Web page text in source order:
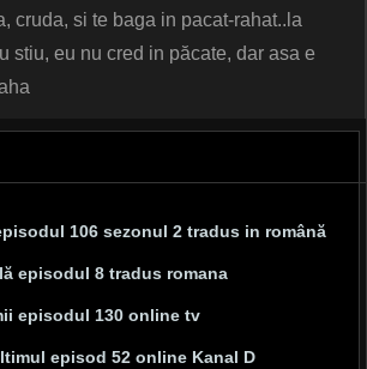
cruda, si te baga in pacat-rahat..la
stiu, eu nu cred in păcate, dar asa e
106 sezonul 2 tradus in română
episodul 8 tradus romana
episodul 130 online tv
episod 52 online Kanal D